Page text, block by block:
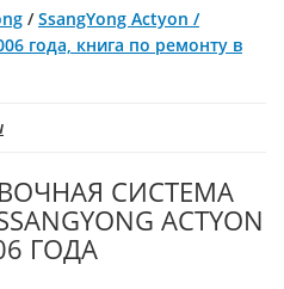
/SsangYong Actyon /
года, книга по ремонту в
СИСТЕМА
ACTYON
ГОДА